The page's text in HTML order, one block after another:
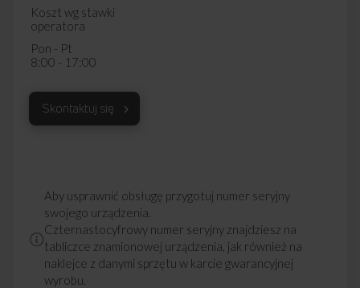
Koszt wg stawki
operatora
Pon - Pt
8:00 - 17:00
Skontaktuj się
Aby usprawnić obsługę przygotuj numer seryjny
swojego urządzenia.
Czternastocyfrowy numer seryjny znajdziesz na
tabliczce znamionowej urządzenia, jak również na
naklejce z danymi sprzętu w karcie gwarancyjnej
wyrobu.